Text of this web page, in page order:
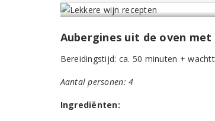
Aubergines uit de oven
Bereidingstijd: ca. 50 minuten +
Aantal personen: 4
Ingrediënten: